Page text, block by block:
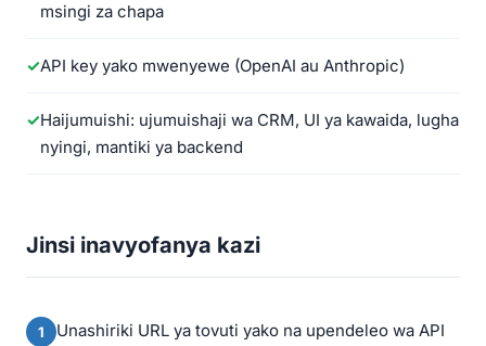
msingi za chapa
API key yako mwenyewe (OpenAI au Anthropic)
Haijumuishi: ujumuishaji wa CRM, UI ya kawaida, lugha
nyingi, mantiki ya backend
Jinsi inavyofanya kazi
Unashiriki URL ya tovuti yako na upendeleo wa API